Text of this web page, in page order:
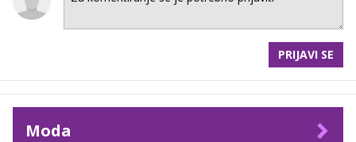
PRIJAVI SE
Moda